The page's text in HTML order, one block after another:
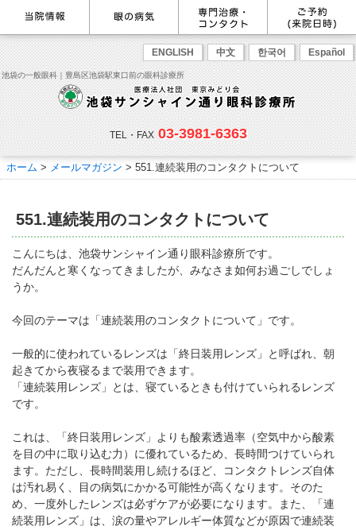
ENGLISH 中文 한국어 Español
池袋の一般眼科｜豊島区池袋駅東口前の眼科診療所
TEL・FAX 03-3981-6363
最新情報
感染症予防のための衛生環境整
備の取り組み
医師のご紹介
当院勤務医師のご紹介 ごあいさつ
院内の様子・設備
院内の様子 検査･治療･手術機器
診療のご案内・アクセス
アクセス
当院へお越しになる方へのお願
い
診察の流れ
リンク
よくある質問
診療報酬に関する院内掲示
パンフレットのダウンロード
眼の病気を調べる
病名から探す
症状から探す
目の構造から探す
主な眼科疾患
緑内障 網膜疾患
眼精疲労
ドライアイ
ものもらい
花粉症
白内障
アレルギー性結膜炎
コンタクトレンズ診
学校近視について
点眼液・眼軟膏について
眼科専門治療・特設ページ
緑内障専門治療ページ
角膜疾患専門治療ページ
ドライアイ専門治療ページ
網膜・硝子体専門治療ページ
黄斑疾患専門治療ページ
ぶどう膜炎専門治療ページ
白内障専門治療ページ
花粉症専門ページ
眼形成診療ページ
コンタクトレンズ診療
抗VEGF抗体療法
ボツリヌス療法
東口眼科医院)
コンタクトレンズ診療
コンタクトレンズの種類と特徴
しばらく眼科受診していない方
方へ
WEB予約(来院日時の設定)
一般眼科診療を予約
コンタクトレンズ診療を予約
緑内障専門治療を予約
角膜専門治療を予約
ドライアイ専門治療を予約
網膜・硝子体専門治療を予約
白内障専門治療を予約
白内障手術公開講座を予約
黄斑専門治療を予約
予約をキャンセルする
ご予約
ホーム > メールマガジン > 551.連続装用のコンタクトについて
551.連続装用のコンタクトについて
こんにちは、池袋サンシャイン通り眼科診療所です。
だんだんと寒くなってきましたが、みなさま如何お過ごしでしょ
うか。
今回のテーマは「連続装用のコンタクトについて」です。
一般的に使われているレンズは「終日装用レンズ」と呼ばれ、朝
起きてから夜寝るまで装用できます。
「連続装用レンズ」とは、寝ているときも付けていられるレンズ
です。
これは、「終日装用レンズ」よりも酸素透過率（空気中から酸素
を目の中に取り込む力）に優れているため、長時間つけていられ
ます。ただし、長時間装用し続けるほど、コンタクトレンズ自体
は汚れ易く、目の病気にかかる可能性が高くなります。そのた
め、一度外したレンズは必ずケアが必要になります。また、「連
続装用レンズ」は、涙の量やアレルギー体質などが原因で連続装